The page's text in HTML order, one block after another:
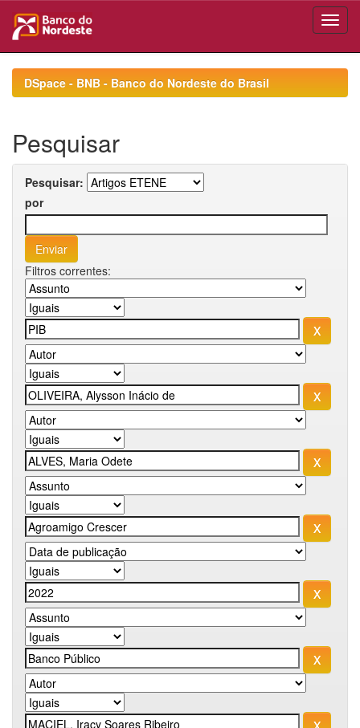
navigationDSpace - BNB - Banco do Nordeste do Brasil
Pesquisar
Pesquisar:
por
Filtros correntes: